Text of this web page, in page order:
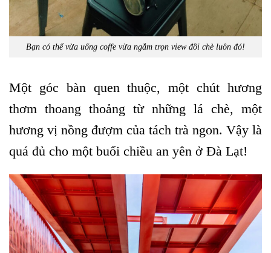
Bạn có thể vừa uống coffe vừa ngắm trọn view đồi chè luôn đó!
Một góc bàn quen thuộc, một chút hương
thơm thoang thoảng từ những lá chè, một
hương vị nồng đượm của tách trà ngon. Vậy là
quá đủ cho một buổi chiều an yên ở Đà Lạt!